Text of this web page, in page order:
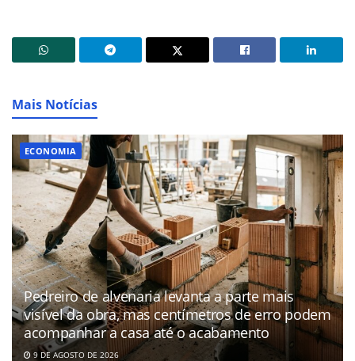
Mais Notícias
ECONOMIA
Pedreiro de alvenaria levanta a parte mais
visível da obra, mas centímetros de erro podem
acompanhar a casa até o acabamento
9 DE AGOSTO DE 2026